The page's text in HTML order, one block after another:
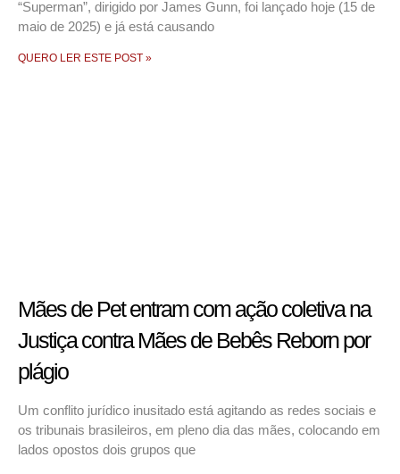
“Superman”, dirigido por James Gunn, foi lançado hoje (15 de
maio de 2025) e já está causando
QUERO LER ESTE POST »
Mães de Pet entram com ação coletiva na
Justiça contra Mães de Bebês Reborn por
plágio
Um conflito jurídico inusitado está agitando as redes sociais e
os tribunais brasileiros, em pleno dia das mães, colocando em
lados opostos dois grupos que